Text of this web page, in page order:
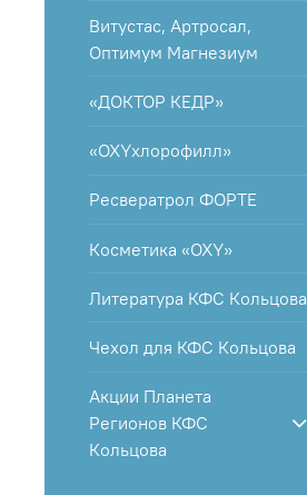
Витустас, Артросал,
Оптимум Магнезиум
«ДОКТОР КЕДР»
«OXYхлорофилл»
Ресвератрол ФОРТЕ
Косметика «OXY»
Литература КФС Кольцова
Чехол для КФС Кольцова
Акции Планета
Регионов КФС
Кольцова